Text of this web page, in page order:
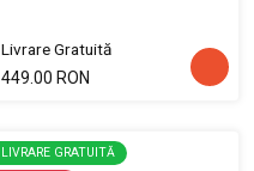
Livrare Gratuită
449.00 RON
LIVRARE GRATUITĂ